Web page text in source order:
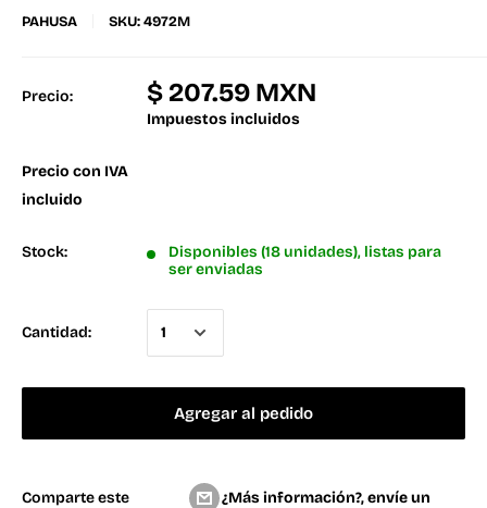
PAHUSA SKU:4972M
Precio: $ 207.59 MXN
Impuestos incluidos
Precio con IVA
incluido
Stock:
Disponibles (18 unidades), listas para
ser enviadas
Cantidad:
Agregar al pedido
Comparte este
¿Más información?, envíe un